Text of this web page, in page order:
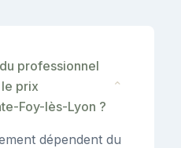
professionnel
prix
Foy-lès-Lyon ?
⌄
dépendent du